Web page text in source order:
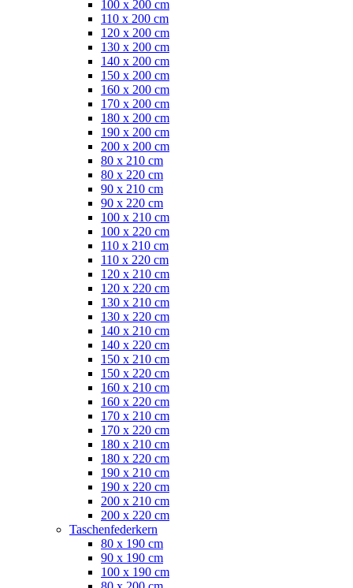
100 x 200 cm
110 x 200 cm
120 x 200 cm
130 x 200 cm
140 x 200 cm
150 x 200 cm
160 x 200 cm
170 x 200 cm
180 x 200 cm
190 x 200 cm
200 x 200 cm
80 x 210 cm
80 x 220 cm
90 x 210 cm
90 x 220 cm
100 x 210 cm
100 x 220 cm
110 x 210 cm
110 x 220 cm
120 x 210 cm
120 x 220 cm
130 x 210 cm
130 x 220 cm
140 x 210 cm
140 x 220 cm
150 x 210 cm
150 x 220 cm
160 x 210 cm
160 x 220 cm
170 x 210 cm
170 x 220 cm
180 x 210 cm
180 x 220 cm
190 x 210 cm
190 x 220 cm
200 x 210 cm
200 x 220 cm
Taschenfederkern
80 x 190 cm
90 x 190 cm
100 x 190 cm